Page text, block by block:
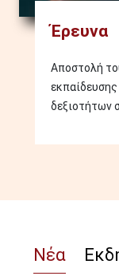
Έρευνα
Αποστολή
εκπαίδευσης
δεξιοτήτων
Νέα